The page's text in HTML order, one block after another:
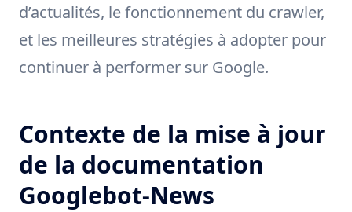
d’actualités, le fonctionnement du crawler,
et les meilleures stratégies à adopter pour
continuer à performer sur Google.
Contexte de la mise à jour
de la documentation
Googlebot-News